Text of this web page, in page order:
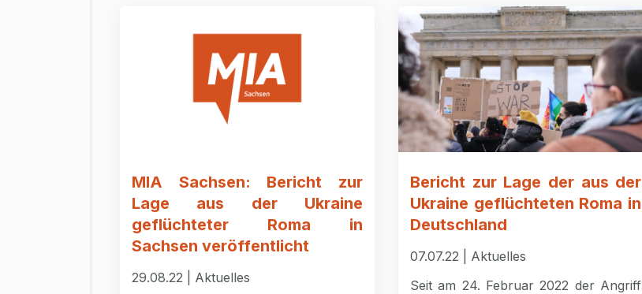
MIA Sachsen: Bericht zur
Lage aus der Ukraine
geflüchteter Roma in
Sachsen veröffentlicht
29.08.22 | Aktuelles
Bericht zur Lage der aus der
Ukraine geflüchteten Roma in
Deutschland
07.07.22 | Aktuelles
Seit am 24. Februar 2022 der Angriff